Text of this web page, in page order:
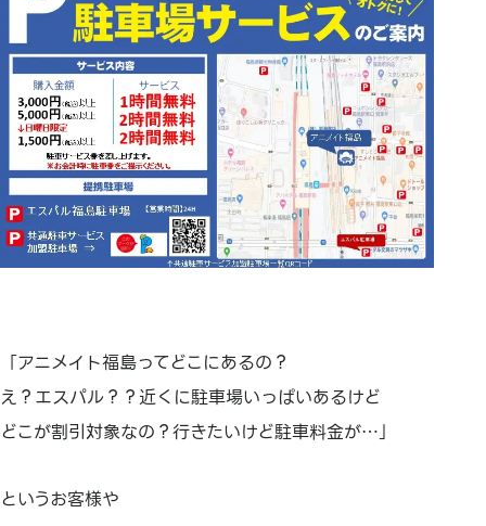
「アニメイト福島ってどこにあるの？
え？エスパル？？近くに駐車場いっぱいあるけど
どこが割引対象なの？行きたいけど駐車料金が…」
というお客様や